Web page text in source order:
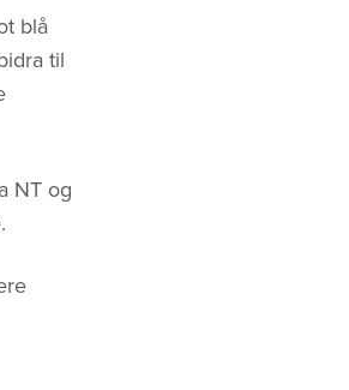
blå
til
NT og